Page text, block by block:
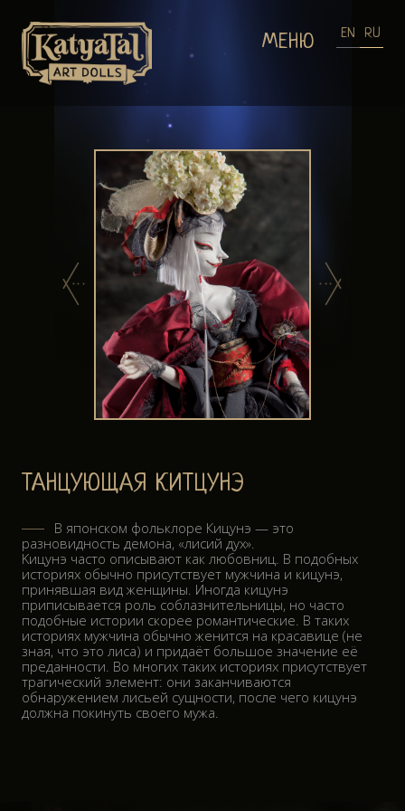
МЕНЮ
ГЛАВНАЯ
ГАЛЕРЕЯ КУКОЛ
ГАЛЕРЕЯ УКРАШЕНИЙ
ПРОЦЕСС СОЗДАНИЯ
EN RU
ТАНЦУЮЩАЯ КИТЦУНЭ
В японском фольклоре Кицунэ — это
разновидность демона, «лисий дух».
Kицунэ часто описывают как любовниц. В подобных
историях обычно присутствует мужчина и кицунэ,
принявшая вид женщины. Иногда кицунэ
приписывается роль соблазнительницы, но часто
подобные истории скорее романтические. В таких
историях мужчина обычно женится на красавице (не
зная, что это лиса) и придаёт большое значение её
преданности. Во многих таких историях присутствует
трагический элемент: они заканчиваются
обнаружением лисьей сущности, после чего кицунэ
должна покинуть своего мужа.